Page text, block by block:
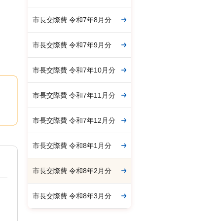
市長交際費 令和7年8月分
市長交際費 令和7年9月分
市長交際費 令和7年10月分
市長交際費 令和7年11月分
市長交際費 令和7年12月分
市長交際費 令和8年1月分
市長交際費 令和8年2月分
市長交際費 令和8年3月分